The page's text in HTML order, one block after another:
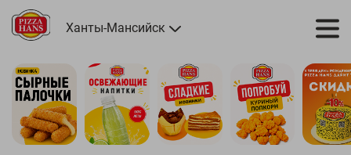
Ханты-Мансийск